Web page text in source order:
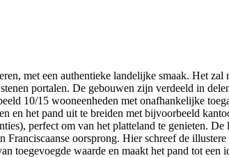
met een authentieke landelijke smaak. Het
portalen. De gebouwen zijn verdeeld in
10/15 wooneenheden met onafhankelijke
het pand uit te breiden met bijvoorbeeld
perfect om van het platteland te genieten.
oorsprong. Hier schreef de
toegevoegde waarde en maakt het pand tot